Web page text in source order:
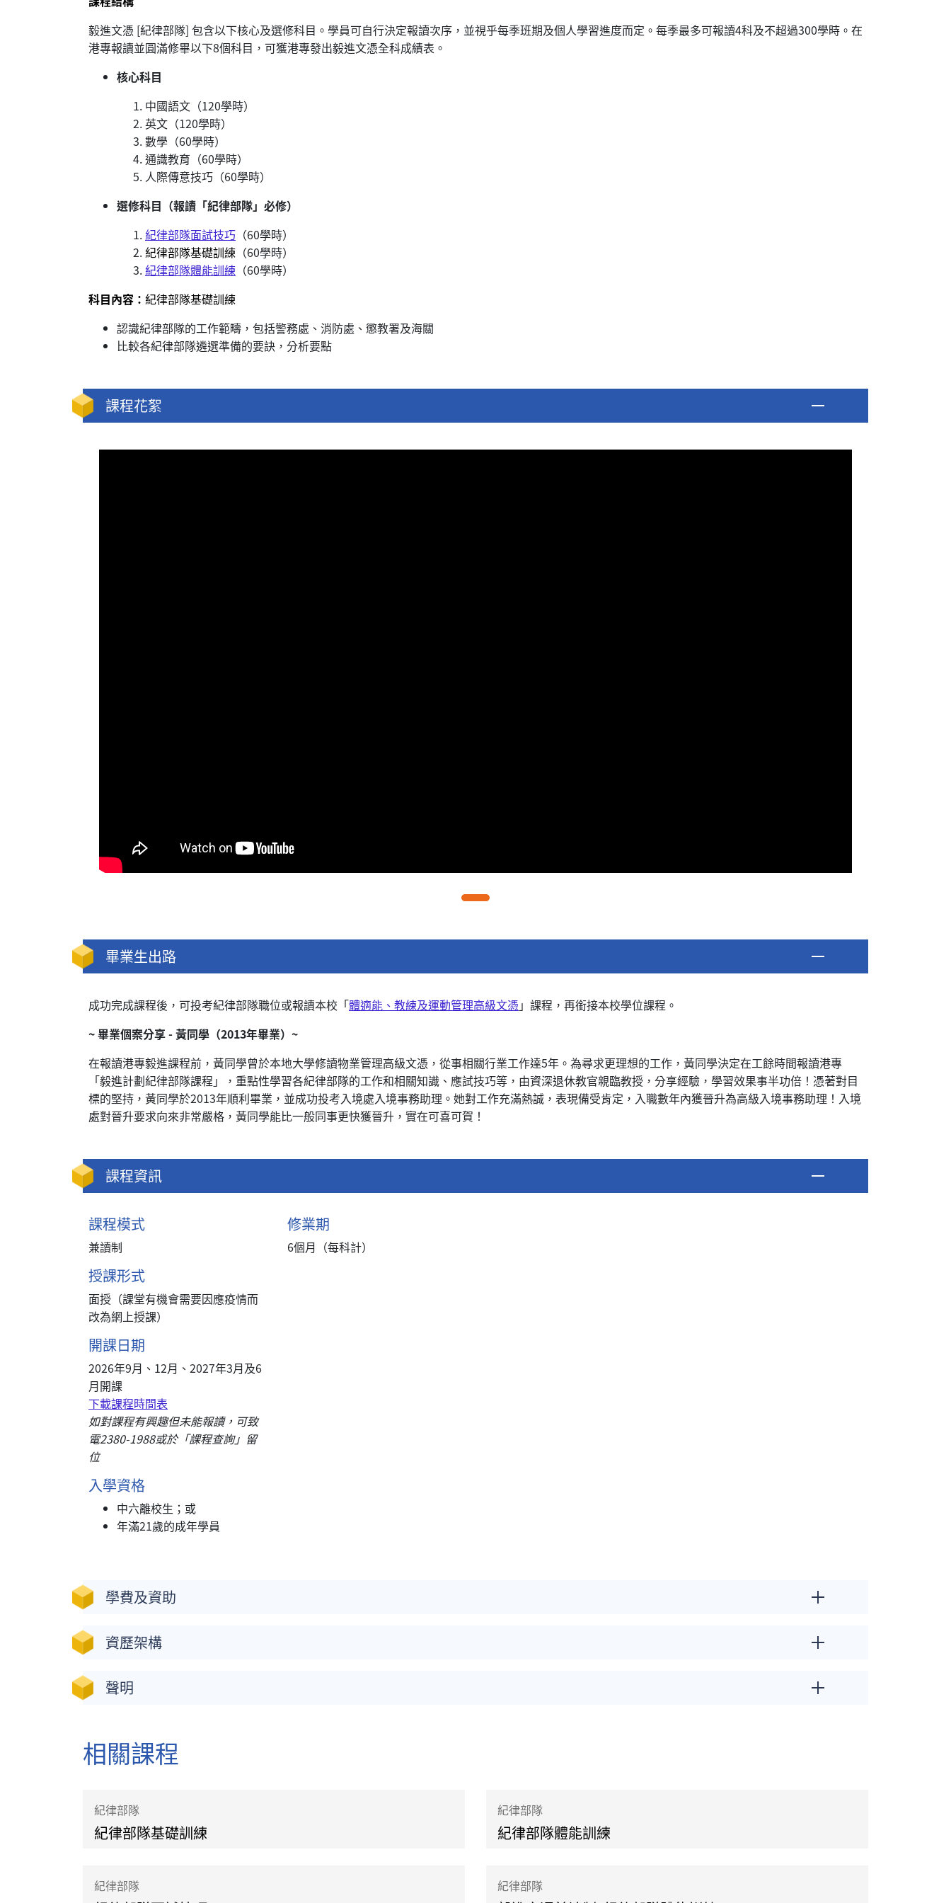
毅進文憑 [紀律部隊] 包含以下核心及選修科目。學員可自行決定報讀次序，並視乎每季班期及個人學習進度而定。每季最多可報讀4科及不超過300學時。在
港專報讀並圓滿修畢以下8個科目，可獲港專發出毅進文憑全科成績表。
核心科目
中國語文（120學時）
英文（120學時）
數學（60學時）
通識教育（60學時）
人際傳意技巧（60學時）
選修科目（報讀「紀律部隊」必修）
紀律部隊面試技巧 （60學時）
紀律部隊基礎訓練 （60學時）
紀律部隊體能訓練 （60學時）
科目內容： 紀律部隊基礎訓練
認識紀律部隊的工作範疇，包括警務處、消防處、懲教署及海關
比較各紀律部隊遴選準備的要訣，分析要點
課程花絮
畢業生出路
成功完成課程後，可投考紀律部隊職位或報讀本校「體適能、教練及運動管理高級文憑 」課程，再銜接本校學位課程。
~ 畢業個案分享 - 黃同學（2013年畢業）~
在報讀港專毅進課程前，黃同學曾於本地大學修讀物業管理高級文憑，從事相關行業工作達5年。為尋求更理想的工作，黃同學決定在工餘時間報讀港專
「毅進計劃紀律部隊課程」，重點性學習各紀律部隊的工作和相關知識、應試技巧等，由資深退休教官親臨教授，分享經驗，學習效果事半功倍！憑著對目
標的堅持，黃同學於2013年順利畢業，並成功投考入境處入境事務助理。她對工作充滿熱誠，表現備受肯定，入職數年內獲晉升為高級入境事務助理！入境
處對晉升要求向來非常嚴格，黃同學能比一般同事更快獲晉升，實在可喜可賀！
課程資訊
課程模式
兼讀制
授課形式
面授（課堂有機會需要因應疫情而
改為網上授課）
開課日期
2026年9月、12月、2027年3月及6
月開課
下載課程時間表
如對課程有興趣但未能報讀，可致
電2380-1988或於「課程查詢」留
位
修業期
6個月（每科計）
入學資格
中六離校生；或
年滿21歲的成年學員
學費及資助
資歷架構
聲明
相關課程
紀律部隊
紀律部隊基礎訓練
紀律部隊
紀律部隊體能訓練
紀律部隊 紀律部隊